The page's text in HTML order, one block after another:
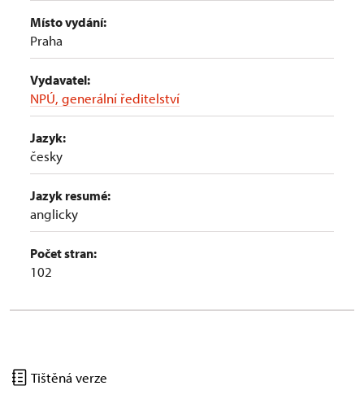
Místo vydání:
Praha
Vydavatel:
NPÚ, generální ředitelství
Jazyk:
česky
Jazyk resumé:
anglicky
Počet stran:
102
Tištěná verze